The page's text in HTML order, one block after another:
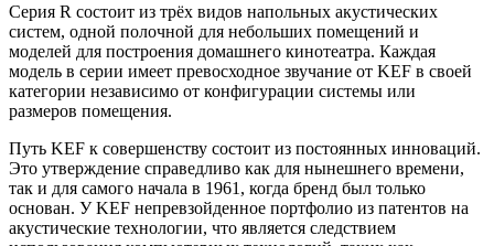
Серия R состоит из трёх видов напольных акустических
систем, одной полочной для небольших помещений и
моделей для построения домашнего кинотеатра. Каждая
модель в серии имеет превосходное звучание от KEF в своей
категории независимо от конфигурации системы или
размеров помещения.
Путь KEF к совершенству состоит из постоянных инноваций.
Это утверждение справедливо как для нынешнего времени,
так и для самого начала в 1961, когда бренд был только
основан. У KEF непревзойденное портфолио из патентов на
акустические технологии, что является следствием